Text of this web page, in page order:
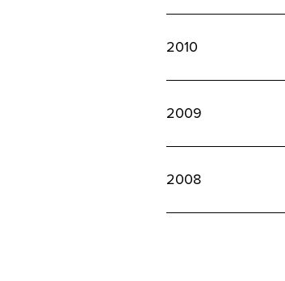
2010
2009
2008